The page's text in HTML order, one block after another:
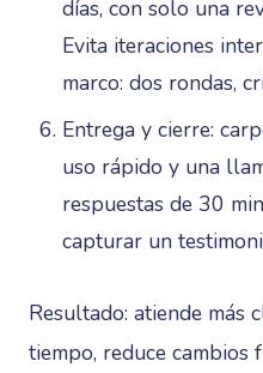
días, con solo una
Evita iteraciones
marco: dos rondas,
Entrega y cierre:
uso rápido y una
respuestas de 30
capturar un
Resultado: atiende más
tiempo, reduce cambios